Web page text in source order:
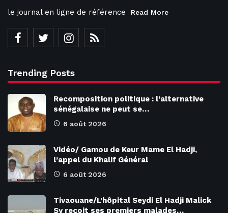
le journal en ligne de référence Read More
Trending Posts
Recomposition politique : l’alternative
sénégalaise ne peut se…
6 août 2026
Vidéo/ Gamou de Keur Mame El Hadji,
l’appel du Khalif Général
6 août 2026
Tivaouane/L’hôpital Seydi El Hadji Malick
Sy reçoit ses premiers malades…